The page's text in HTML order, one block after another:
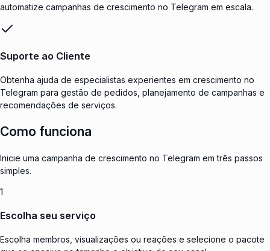
automatize campanhas de crescimento no Telegram em escala.
Suporte ao Cliente
Obtenha ajuda de especialistas experientes em crescimento no
Telegram para gestão de pedidos, planejamento de campanhas e
recomendações de serviços.
Como funciona
Inicie uma campanha de crescimento no Telegram em três passos
simples.
1
Escolha seu serviço
Escolha membros, visualizações ou reações e selecione o pacote